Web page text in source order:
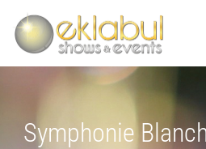
Symphonie